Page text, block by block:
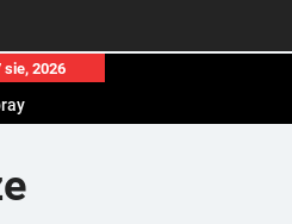
sie, 2026